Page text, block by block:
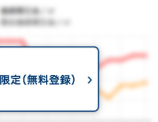
修繕積立金／㎡
競合修繕積立金／㎡